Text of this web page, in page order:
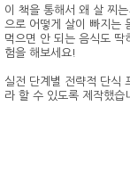
이 책을 통해서 왜 살 찌
으로 어떻게 살이 빠지는
먹으면 안 되는 음식도 딱
험을 해보세요!
실전 단계별 전략적 단식
라 할 수 있도록 제작했습